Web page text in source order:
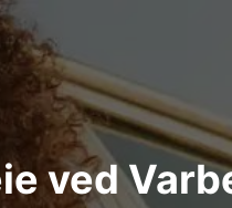
ved